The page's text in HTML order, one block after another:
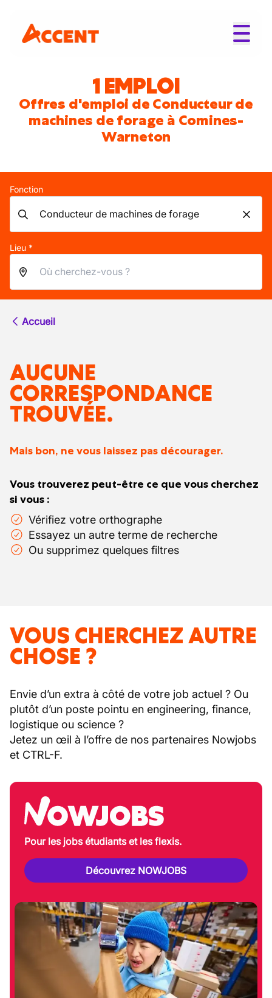
1 EMPLOI
Offres d'emploi de Conducteur de
machines de forage à Comines-
Warneton
Fonction
Lieu *
Accueil
AUCUNE
CORRESPONDANCE
TROUVÉE.
Mais bon, ne vous laissez pas décourager.
Vous trouverez peut-être ce que vous cherchez
si vous :
Vérifiez votre orthographe
Essayez un autre terme de recherche
Ou supprimez quelques filtres
VOUS CHERCHEZ AUTRE
CHOSE ?
Envie d’un extra à côté de votre job actuel ? Ou
plutôt d’un poste pointu en engineering, finance,
logistique ou science ?
Jetez un œil à l’offre de nos partenaires Nowjobs
et CTRL-F.
Pour les jobs étudiants et les flexis.
Découvrez NOWJOBS